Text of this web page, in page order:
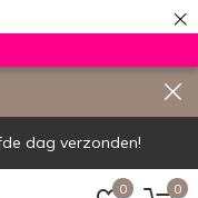
×
0 0
dag verzonden!